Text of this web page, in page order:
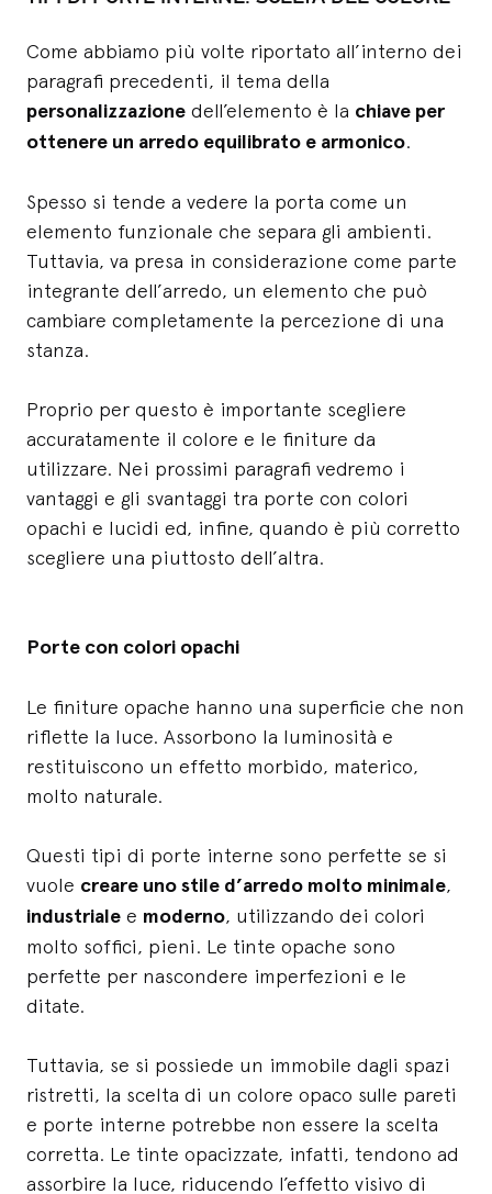
Come abbiamo più volte riportato all’interno dei
paragrafi precedenti, il tema della
personalizzazione dell’elemento è la chiave per
ottenere un arredo equilibrato e armonico.
Spesso si tende a vedere la porta come un
elemento funzionale che separa gli ambienti.
Tuttavia, va presa in considerazione come parte
integrante dell’arredo, un elemento che può
cambiare completamente la percezione di una
stanza.
Proprio per questo è importante scegliere
accuratamente il colore e le finiture da
utilizzare. Nei prossimi paragrafi vedremo i
vantaggi e gli svantaggi tra porte con colori
opachi e lucidi ed, infine, quando è più corretto
scegliere una piuttosto dell’altra.
Porte con colori opachi
Le finiture opache hanno una superficie che non
riflette la luce. Assorbono la luminosità e
restituiscono un effetto morbido, materico,
molto naturale.
Questi tipi di porte interne sono perfette se si
vuole creare uno stile d’arredo molto minimale,
industriale e moderno, utilizzando dei colori
molto soffici, pieni. Le tinte opache sono
perfette per nascondere imperfezioni e le
ditate.
Tuttavia, se si possiede un immobile dagli spazi
ristretti, la scelta di un colore opaco sulle pareti
e porte interne potrebbe non essere la scelta
corretta. Le tinte opacizzate, infatti, tendono ad
assorbire la luce, riducendo l’effetto visivo di